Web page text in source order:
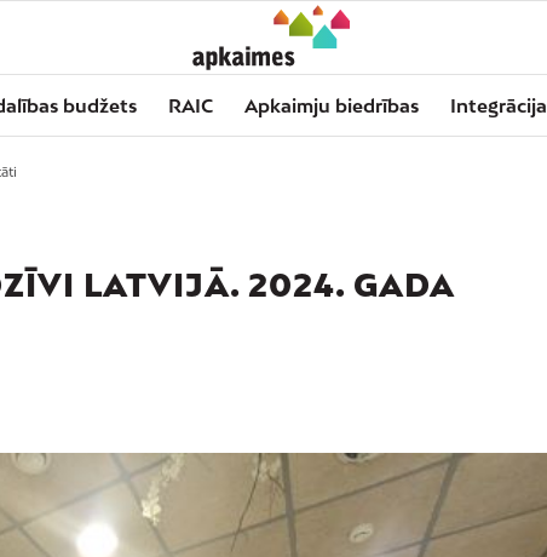
budžets RAIC Apkaimju biedrības Integrācija
LATVIJĀ. 2024. GADA